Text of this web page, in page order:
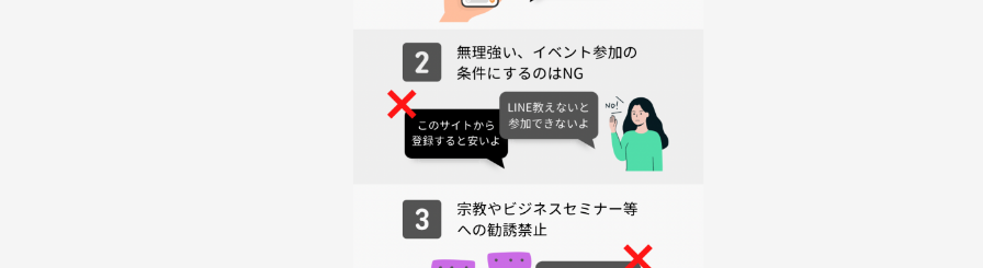
つなげーとの仕様上、手数料とは別に
・ボードゲーム カフェ代は各自で精算していた だきます
• 宗教・ビジネス・ネットワークビジネス等の勧誘禁止